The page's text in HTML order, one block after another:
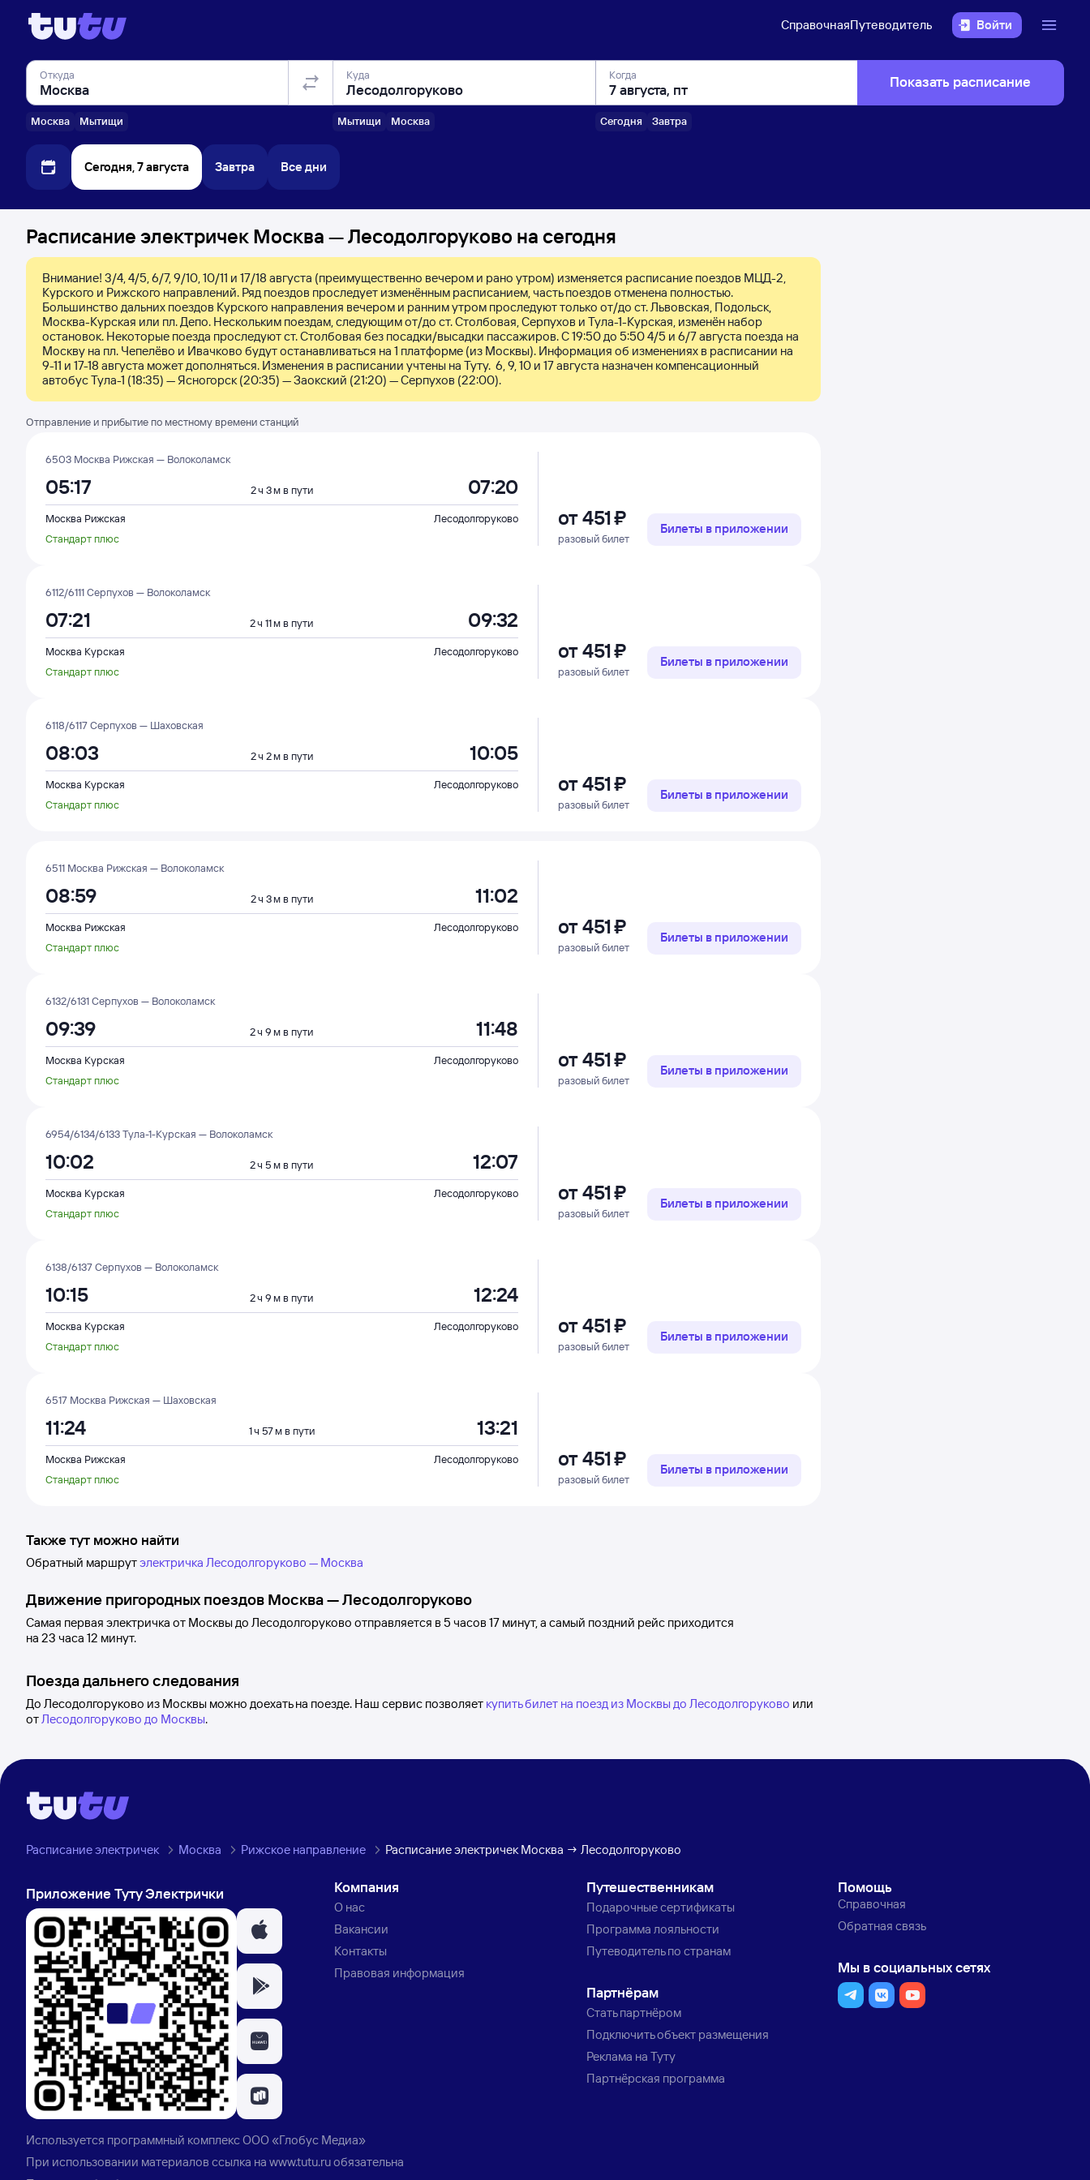
СправочнаяПутеводитель Войти
Откуда
Москва Мытищи
Куда
Мытищи Москва
Когда
Сегодня Завтра
Показать расписание
Сегодня, 7 августа Завтра Все дни
Расписание электричек Москва — Лесодолгоруково на сегодня
Внимание! 3/4, 4/5, 6/7, 9/10, 10/11 и 17/18 августа (преимущественно вечером и рано утром) изменяется расписание поездов МЦД-2,
Курского и Рижского направлений. Ряд поездов проследует изменённым расписанием, часть поездов отменена полностью.
Большинство дальних поездов Курского направления вечером и ранним утром проследуют только от/до ст. Львовская, Подольск,
Москва-Курская или пл. Депо. Нескольким поездам, следующим от/до ст. Столбовая, Серпухов и Тула-1-Курская, изменён набор
остановок. Некоторые поезда проследуют ст. Столбовая без посадки/высадки пассажиров. С 19:50 до 5:50 4/5 и 6/7 августа поезда на
Москву на пл. Чепелёво и Ивачково будут останавливаться на 1 платформе (из Москвы). Информация об изменениях в расписании на
9-11 и 17-18 августа может дополняться. Изменения в расписании учтены на Туту.  6, 9, 10 и 17 августа назначен компенсационный
автобус Тула-1 (18:35) — Ясногорск (20:35) — Заокский (21:20) — Серпухов (22:00).
Отправление и прибытие по местному времени станций
6503 Москва Рижская — Волоколамск
05:17 2 ч 3 м в пути 07:20
Москва Рижская
Лесодолгоруково
Стандарт плюс
от451 ⁠₽
разовый билет
Билеты в приложении
6112/6111 Серпухов — Волоколамск
07:21 2 ч 11 м в пути 09:32
Москва Курская
Лесодолгоруково
Стандарт плюс
от451 ⁠₽
разовый билет
Билеты в приложении
6118/6117 Серпухов — Шаховская
08:03 2 ч 2 м в пути 10:05
Москва Курская
Лесодолгоруково
Стандарт плюс
от451 ⁠₽
разовый билет
Билеты в приложении
6511 Москва Рижская — Волоколамск
08:59 2 ч 3 м в пути 11:02
Москва Рижская
Лесодолгоруково
Стандарт плюс
от451 ⁠₽
разовый билет
Билеты в приложении
6132/6131 Серпухов — Волоколамск
09:39 2 ч 9 м в пути 11:48
Москва Курская
Лесодолгоруково
Стандарт плюс
от451 ⁠₽
разовый билет
Билеты в приложении
6954/6134/6133 Тула-1-Курская — Волоколамск
10:02 2 ч 5 м в пути 12:07
Москва Курская
Лесодолгоруково
Стандарт плюс
от451 ⁠₽
разовый билет
Билеты в приложении
6138/6137 Серпухов — Волоколамск
10:15 2 ч 9 м в пути 12:24
Москва Курская
Лесодолгоруково
Стандарт плюс
от451 ⁠₽
разовый билет
Билеты в приложении
6517 Москва Рижская — Шаховская
11:24 1 ч 57 м в пути 13:21
Москва Рижская
Лесодолгоруково
Стандарт плюс
от451 ⁠₽
разовый билет
Билеты в приложении
Также тут можно найти
Обратный маршрутэлектричка Лесодолгоруково — Москва
Движение пригородных поездов Москва—Лесодолгоруково
Самая первая электричка от Москвыдо Лесодолгоруково отправляется в 5 часов 17 минут, а самый поздний рейс приходится
на 23 часа 12 минут.
Поезда дальнего следования
До Лесодолгоруково из Москвы можно доехать на поезде. Наш сервис позволяет купить билет на поезд из Москвы до Лесодолгоруково или
отЛесодолгоруково до Москвы.
Расписание электричек Москва Рижское направление Расписание электричек Москва → Лесодолгоруково
Приложение Туту Электрички Компания
О нас
Вакансии
Контакты
Правовая информация
Путешественникам
Подарочные сертификаты
Программа лояльности
Путеводитель по странам
Партнёрам
Стать партнёром
Подключить объект размещения
Реклама на Туту
Партнёрская программа
Помощь
Справочная
Обратная связь
Мы в социальных сетях
Используется программный комплексООО «Глобус Медиа»
При использовании материалов ссылка на www.tutu.ruобязательна